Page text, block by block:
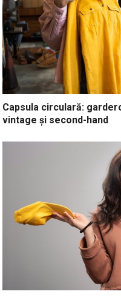
Capsula circulară:
vintage și second-hand